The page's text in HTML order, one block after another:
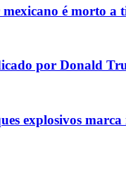
é morto a
por Donald
explosivos